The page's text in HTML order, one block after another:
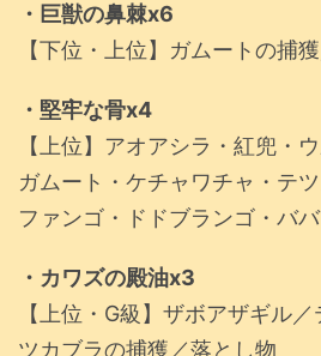
・巨獣の鼻棘x6
【下位・上位】ガムートの捕
・堅牢な骨x4
【上位】アオアシラ・紅兜・
ガムート・ケチャワチャ・テ
ファンゴ・ドドブランゴ・バ
・カワズの殿油x3
【上位・G級】ザボアザギル
ツカブラの捕獲／落とし物